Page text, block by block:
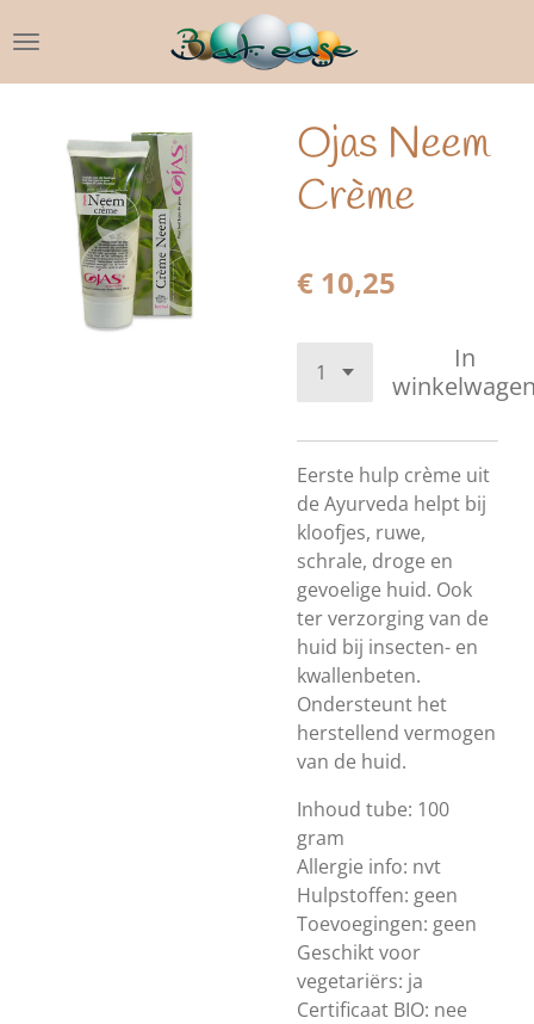
direct
naar
hoofdinhoud
Ojas Neem
Crème
€ 10,25
In
Eerste hulp crème uit
de Ayurveda helpt bij
kloofjes, ruwe,
schrale, droge en
gevoelige huid. Ook
ter verzorging van de
huid bij insecten- en
kwallenbeten.
Ondersteunt het
herstellend vermogen
van de huid.
Inhoud tube: 100
gram
Allergie info: nvt
Hulpstoffen: geen
Toevoegingen: geen
Geschikt voor
vegetariërs: ja
Certificaat BIO: nee